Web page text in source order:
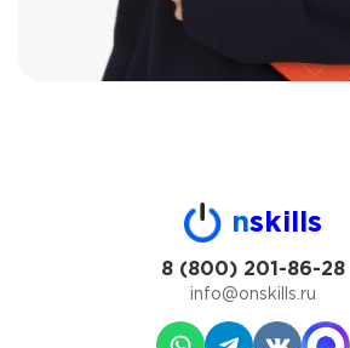
nskills
8 (800) 201-86-28
info@onskills.ru